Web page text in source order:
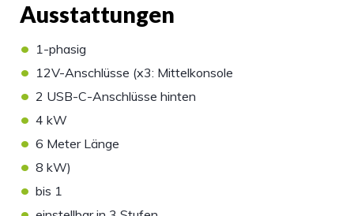
Ausstattungen
• 1-phasig
• 12V-Anschlüsse (x3: Mittelkonsole
• 2 USB-C-Anschlüsse hinten
• 4 kW
• 6 Meter Länge
• 8 kW)
• bis 1